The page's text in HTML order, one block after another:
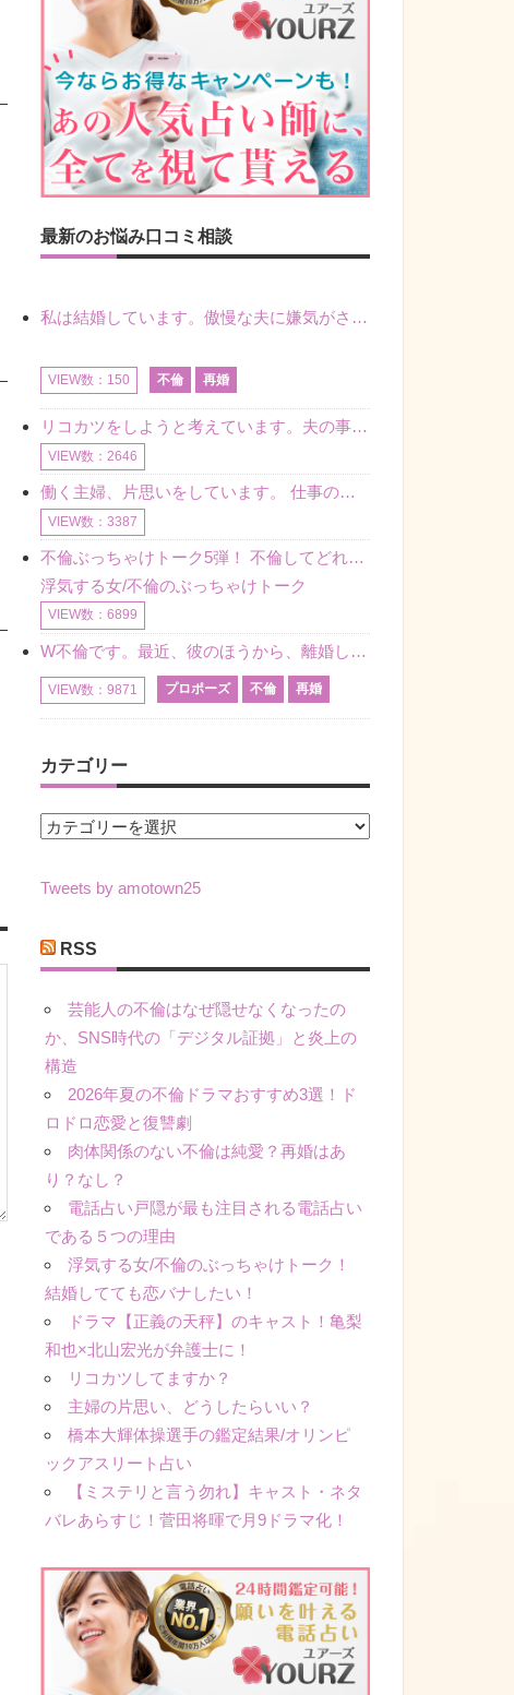
最新のお悩み口コミ相談
私は結婚しています。傲慢な夫に嫌気がさし離婚を考えていたときに、彼と出会いました。彼には恋人がいましたが、話をするうちに、夫とのことを相談するようにな
VIEW数：150 不倫 再婚
リコカツをしようと考えています。夫の事からの愛情を全く感じません。子供がいるので、子供が成長するまではと我慢しています。 まず、お金が必要だと考え、仕事の量も増やしました。ところが、夫は働かず、結局は
VIEW数：2646
働く主婦、片思いをしています。 仕事の相談をしていくうちに、彼のことを好きになりました。私には夫も子供もいます。不倫をしているわけでもなく、もちろん、この気持ちは誰にも話していません。 ラインをする関
VIEW数：3387
不倫ぶっちゃけトーク5弾！ 不倫してどれくらい？ 不倫のあれこれを、なんでもどうぞ♪♪
浮気する女/不倫のぶっちゃけトーク
VIEW数：6899
W不倫です。最近、彼のほうから、離婚して再婚しよう、と言ってきました。ハッキリいうと、そこまでは考えていませんでした。彼を好きな気持ちはあるし、彼なしの生活は考えられません。だけど、離婚して再婚すると
VIEW数：9871 プロポーズ 不倫 再婚
カテゴリー
カ
ゴ
ー
Tweets by amotown25
RSS
芸能人の不倫はなぜ隠せなくなったの
か、SNS時代の「デジタル証拠」と炎上の
構造
2026年夏の不倫ドラマおすすめ3選！ド
ロドロ恋愛と復讐劇
肉体関係のない不倫は純愛？再婚はあ
り？なし？
電話占い戸隠が最も注目される電話占い
である５つの理由
浮気する女/不倫のぶっちゃけトーク！
結婚してても恋バナしたい！
ドラマ【正義の天秤】のキャスト！亀梨
和也×北山宏光が弁護士に！
リコカツしてますか？
主婦の片思い、どうしたらいい？
橋本大輝体操選手の鑑定結果/オリンピ
ックアスリート占い
【ミステリと言う勿れ】キャスト・ネタ
バレあらすじ！菅田将暉で月9ドラマ化！